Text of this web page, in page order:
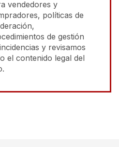
vendedores y
políticas de
de gestión
y revisamos
el contenido legal del